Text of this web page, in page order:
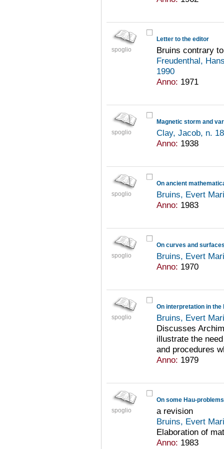
spoglio
Letter to the editor
Bruins contrary
Freudenthal,
1990
Anno: 1971
spoglio
Magnetic storm and
Clay, Jacob, n.
Anno: 1938
spoglio
On ancient
Bruins, Evert
Anno: 1983
spoglio
On curves and
Bruins, Evert
Anno: 1970
spoglio
On interpretation in
Bruins, Evert
Discusses
illustrate the
and procedures
Anno: 1979
spoglio
On some Hau-problems
a revision
Bruins, Evert
Elaboration of
Anno: 1983